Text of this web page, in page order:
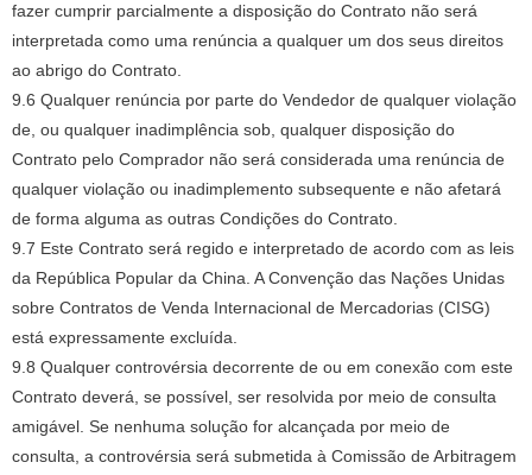
fazer cumprir parcialmente a disposição do Contrato não será
interpretada como uma renúncia a qualquer um dos seus direitos
ao abrigo do Contrato.
9.6 Qualquer renúncia por parte do Vendedor de qualquer violação
de, ou qualquer inadimplência sob, qualquer disposição do
Contrato pelo Comprador não será considerada uma renúncia de
qualquer violação ou inadimplemento subsequente e não afetará
de forma alguma as outras Condições do Contrato.
9.7 Este Contrato será regido e interpretado de acordo com as leis
da República Popular da China. A Convenção das Nações Unidas
sobre Contratos de Venda Internacional de Mercadorias (CISG)
está expressamente excluída.
9.8 Qualquer controvérsia decorrente de ou em conexão com este
Contrato deverá, se possível, ser resolvida por meio de consulta
amigável. Se nenhuma solução for alcançada por meio de
consulta, a controvérsia será submetida à Comissão de Arbitragem